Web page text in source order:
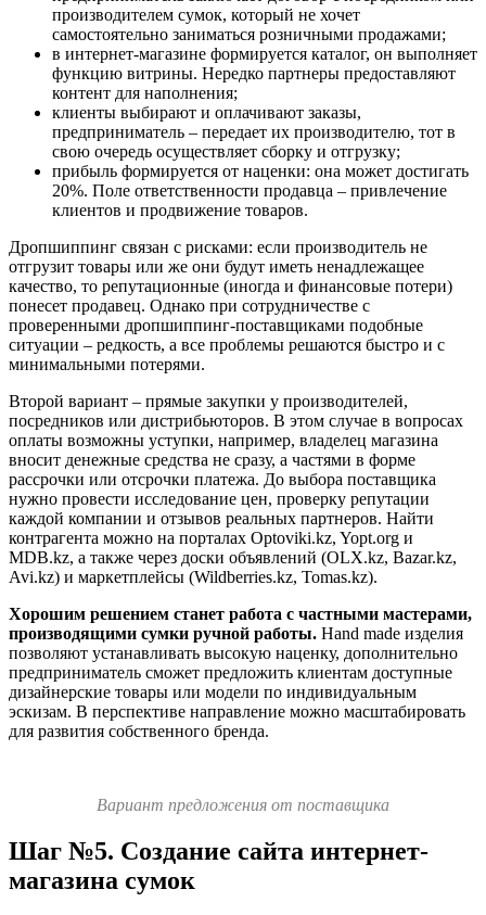
производителем сумок, который не хочет
самостоятельно заниматься розничными продажами;
в интернет-магазине формируется каталог, он выполняет
функцию витрины. Нередко партнеры предоставляют
контент для наполнения;
клиенты выбирают и оплачивают заказы,
предприниматель – передает их производителю, тот в
свою очередь осуществляет сборку и отгрузку;
прибыль формируется от наценки: она может достигать
20%. Поле ответственности продавца – привлечение
клиентов и продвижение товаров.
Дропшиппинг связан с рисками: если производитель не
отгрузит товары или же они будут иметь ненадлежащее
качество, то репутационные (иногда и финансовые потери)
понесет продавец. Однако при сотрудничестве с
проверенными дропшиппинг-поставщиками подобные
ситуации – редкость, а все проблемы решаются быстро и с
минимальными потерями.
Второй вариант – прямые закупки у производителей,
посредников или дистрибьюторов. В этом случае в вопросах
оплаты возможны уступки, например, владелец магазина
вносит денежные средства не сразу, а частями в форме
рассрочки или отсрочки платежа. До выбора поставщика
нужно провести исследование цен, проверку репутации
каждой компании и отзывов реальных партнеров. Найти
контрагента можно на порталах Optoviki.kz, Yopt.org и
MDB.kz, а также через доски объявлений (OLX.kz, Bazar.kz,
Avi.kz) и маркетплейсы (Wildberries.kz, Tomas.kz).
Хорошим решением станет работа с частными мастерами,
производящими сумки ручной работы. Hand made изделия
позволяют устанавливать высокую наценку, дополнительно
предприниматель сможет предложить клиентам доступные
дизайнерские товары или модели по индивидуальным
эскизам. В перспективе направление можно масштабировать
для развития собственного бренда.
Вариант предложения от поставщика
Шаг №5. Создание сайта интернет-
магазина сумок